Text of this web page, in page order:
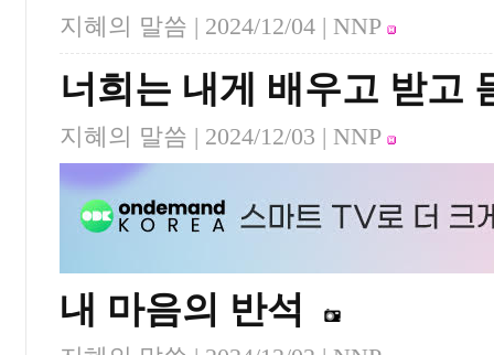
지혜의 말씀 | 2024/12/04 | NNP
너희는 내게 배우고 받고
지혜의 말씀 | 2024/12/03 | NNP
내 마음의 반석